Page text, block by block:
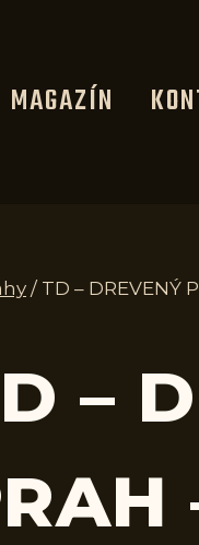
MAGAZÍN
/ TD – DREVENÝ
–